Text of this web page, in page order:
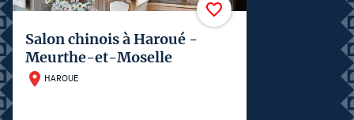
Salon chinois à Haroué -
Meurthe-et-Moselle
HAROUE